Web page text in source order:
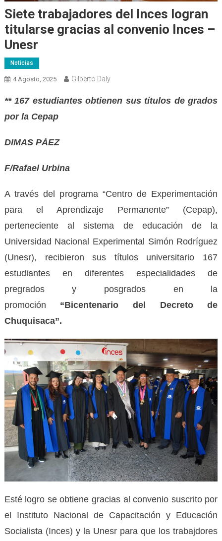
Siete trabajadores del Inces logran
titularse gracias al convenio Inces –
Unesr
Noticias
4 Agosto, 2025 Gilberto Daly
** 167 estudiantes obtienen sus títulos de grados
por la Cepap
DIMAS PÁEZ
F/Rafael Urbina
A través del programa “Centro de Experimentación
para el Aprendizaje Permanente” (Cepap),
perteneciente al sistema de educación de la
Universidad Nacional Experimental Simón Rodríguez
(Unesr), recibieron sus títulos universitario 167
estudiantes en diferentes especialidades de
pregrados y posgrados en la
promoción “Bicentenario del Decreto de
Chuquisaca”.
Esté logro se obtiene gracias al convenio suscrito por
el Instituto Nacional de Capacitación y Educación
Socialista (Inces) y la Unesr para que los trabajdores